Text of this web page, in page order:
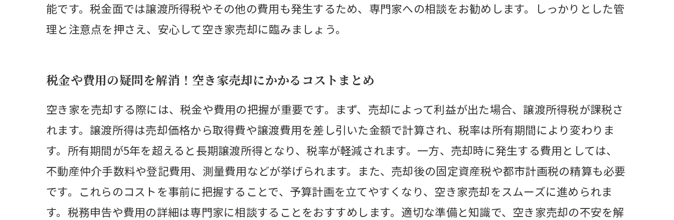
能です。税金面では譲渡所得税やその他の費用も発生するため、専門家への相談をお勧めします。しっかりとした管
理と注意点を押さえ、安心して空き家売却に臨みましょう。
税金や費用の疑問を解消！空き家売却にかかるコストまとめ
空き家を売却する際には、税金や費用の把握が重要です。まず、売却によって利益が出た場合、譲渡所得税が課税さ
れます。譲渡所得は売却価格から取得費や譲渡費用を差し引いた金額で計算され、税率は所有期間により変わりま
す。所有期間が5年を超えると長期譲渡所得となり、税率が軽減されます。一方、売却時に発生する費用としては、
不動産仲介手数料や登記費用、測量費用などが挙げられます。また、売却後の固定資産税や都市計画税の精算も必要
です。これらのコストを事前に把握することで、予算計画を立てやすくなり、空き家売却をスムーズに進められま
す。税務申告や費用の詳細は専門家に相談することをおすすめします。適切な準備と知識で、空き家売却の不安を解